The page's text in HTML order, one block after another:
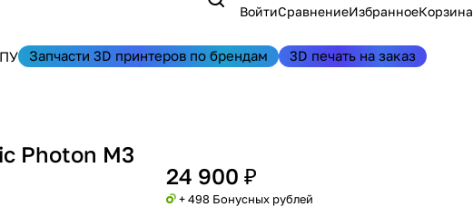
ВойтиСравнениеИзбранноеКорзина
Запчасти 3D принтеров по брендам 3D печать на заказ
Photon M3
24 900 ₽
+ 498 Бонусных рублей